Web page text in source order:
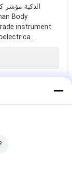
instrument